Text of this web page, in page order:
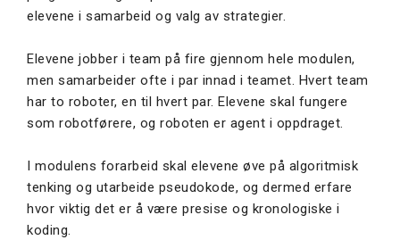
elevene i samarbeid og valg av strategier.
Elevene jobber i team på fire gjennom hele modulen,
men samarbeider ofte i par innad i teamet. Hvert team
har to roboter, en til hvert par. Elevene skal fungere
som robotførere, og roboten er agent i oppdraget.
I modulens forarbeid skal elevene øve på algoritmisk
tenking og utarbeide pseudokode, og dermed erfare
hvor viktig det er å være presise og kronologiske i
koding.